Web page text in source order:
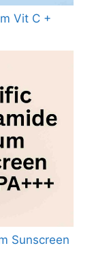
Vit C +
Sunscreen